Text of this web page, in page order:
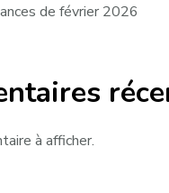
de février 2026
à afficher.